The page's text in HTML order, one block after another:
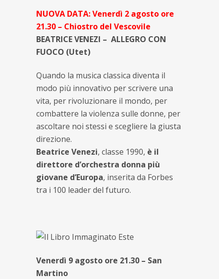
NUOVA DATA: Venerdì 2 agosto ore
21.30 – Chiostro del Vescovile
BEATRICE VENEZI – ALLEGRO CON
FUOCO (Utet)
Quando la musica classica diventa il
modo più innovativo per scrivere una
vita, per rivoluzionare il mondo, per
combattere la violenza sulle donne, per
ascoltare noi stessi e scegliere la giusta
direzione.
Beatrice Venezi, classe 1990, è il
direttore d’orchestra donna più
giovane d’Europa, inserita da Forbes
tra i 100 leader del futuro.
Venerdì 9 agosto ore 21.30 – San
Martino